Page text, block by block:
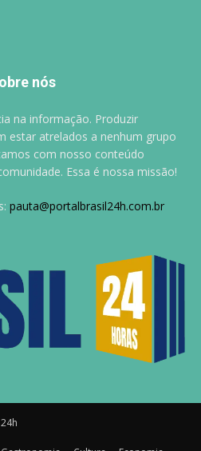
nós
na informação. Produzir
estar atrelados a nenhum grupo
com nosso conteúdo
Essa é nossa missão!
pauta@portalbrasil24h.com.br